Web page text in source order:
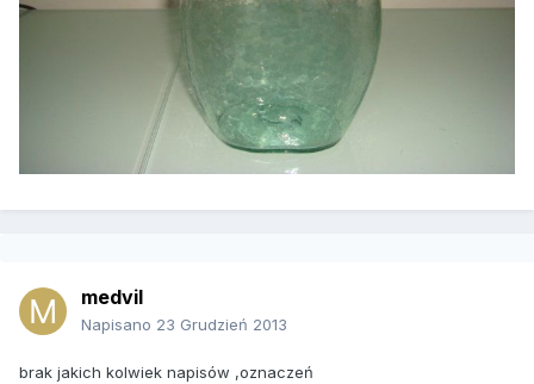
medvil
Napisano 23 Grudzień 2013
brak jakich kolwiek napisów ,oznaczeń